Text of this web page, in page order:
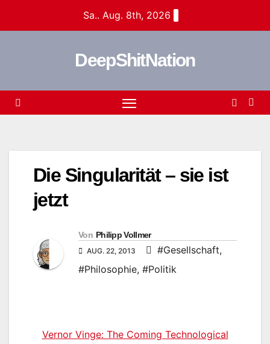
Sa.. Aug. 8th, 2026
DeepShitNation
Die Singularität – sie ist
jetzt
Von Philipp Vollmer
AUG. 22, 2013 #Gesellschaft,
#Philosophie, #Politik
Vernor Vinge: The Coming Technological